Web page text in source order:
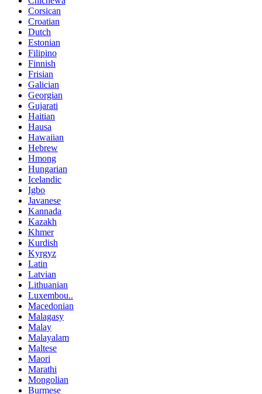
Corsican
Croatian
Dutch
Estonian
Filipino
Finnish
Frisian
Galician
Georgian
Gujarati
Haitian
Hausa
Hawaiian
Hebrew
Hmong
Hungarian
Icelandic
Igbo
Javanese
Kannada
Kazakh
Khmer
Kurdish
Kyrgyz
Latin
Latvian
Lithuanian
Luxembou..
Macedonian
Malagasy
Malay
Malayalam
Maltese
Maori
Marathi
Mongolian
Burmese